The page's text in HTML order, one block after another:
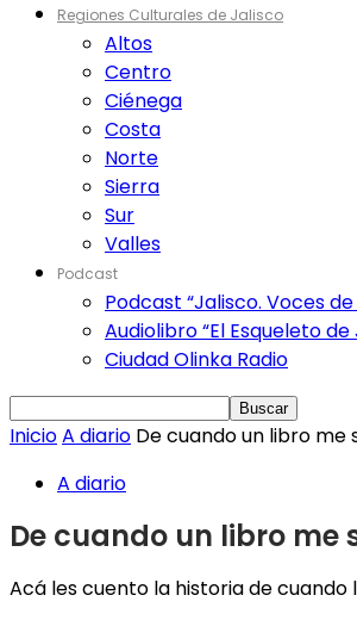
Regiones Culturales de Jalisco
Altos
Centro
Ciénega
Costa
Norte
Sierra
Sur
Valles
Podcast
Podcast “Jalisco. Voces
Audiolibro “El Esqueleto de
Ciudad Olinka Radio
InicioA diario De cuando un libro me
A diario
De cuando un libro me
Acá les cuento la historia de